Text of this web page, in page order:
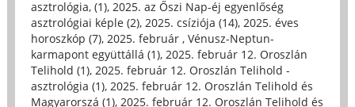
asztrológia, (1), 2025. az Őszi Nap-éj egyenlőség
asztrológiai képle (2), 2025. csíziója (14), 2025. éves
horoszkóp (7), 2025. február , Vénusz-Neptun-
karmapont együttállá (1), 2025. február 12. Oroszlán
Telihold (1), 2025. február 12. Oroszlán Telihold -
asztrológia (1), 2025. február 12. Oroszlán Telihold és
Magyarorszá (1), 2025. február 12. Oroszlán Telihold és